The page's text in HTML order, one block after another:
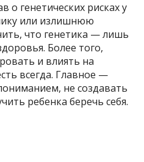
о генетических рисках у
или излишнюю
что генетика — лишь
Более того,
и влиять на
всегда. Главное —
не создавать
ребенка беречь себя.